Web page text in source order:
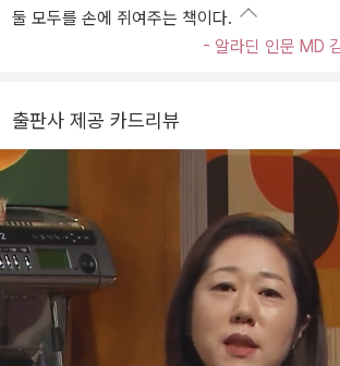
둘 모두를 손에 쥐여주는 책이다.
- 알라딘 인문 MD
출판사 제공 카드리뷰